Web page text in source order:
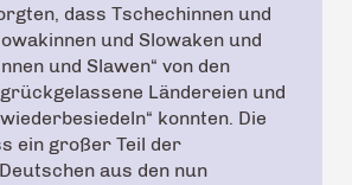
dass Tschechinnen und
und Slowaken und
und Slawen“ von den
Ländereien und
konnten. Die
ein großer Teil der
aus den nun